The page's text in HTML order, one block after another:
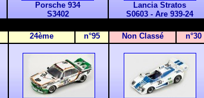
Porsche 934
S3402
Lancia Stratos
S0603 - Are 939-24
24ème n°95 Non Classé n°30